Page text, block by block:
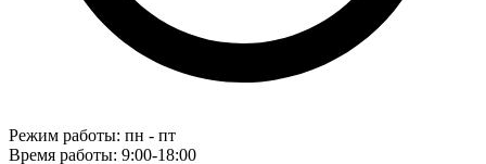
Режим работы: пн - пт
Время работы: 9:00-18:00